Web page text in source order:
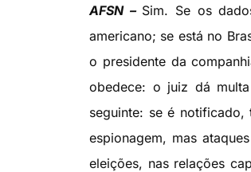
AFSN – Sim. Se os
americano; se está no
o presidente da
obedece: o juiz dá
seguinte: se é
espionagem, mas
eleições, nas relações